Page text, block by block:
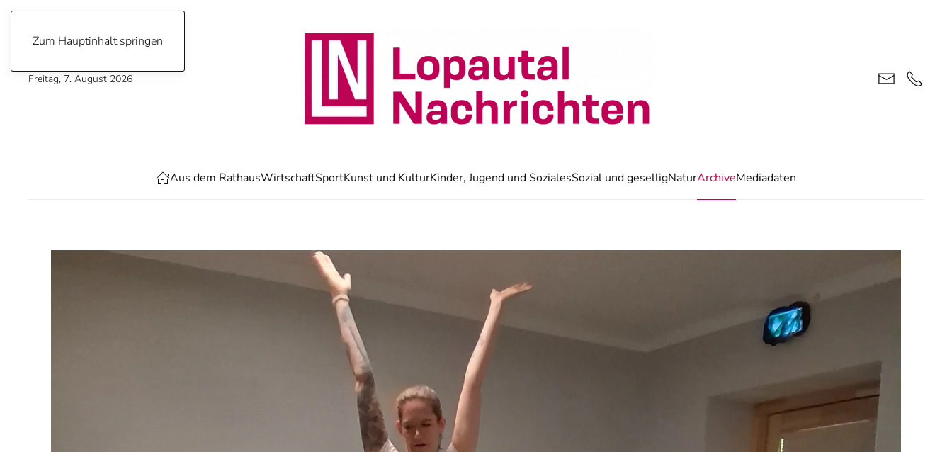
Zum Hauptinhalt springen
Freitag, 7. August 2026
Aus dem RathausWirtschaftSportKunst und KulturKinder, Jugend und SozialesSozial und geselligNaturArchiveMediadaten